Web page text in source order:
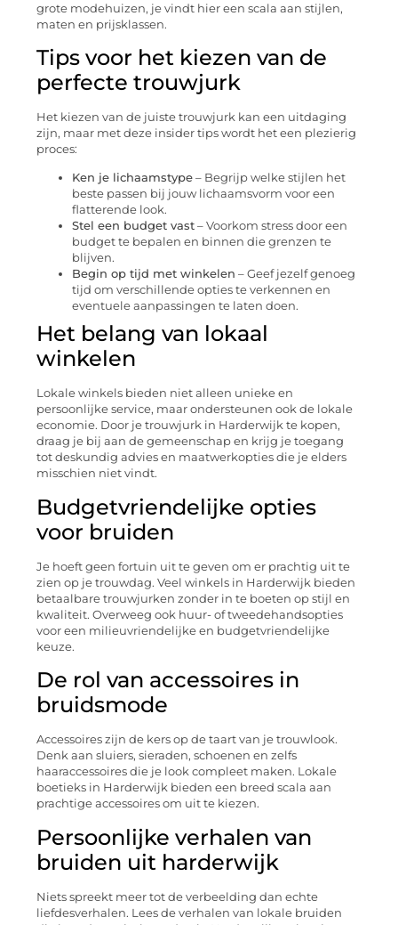
grote modehuizen, je vindt hier een scala aan stijlen,
maten en prijsklassen.
Tips voor het kiezen van de
perfecte trouwjurk
Het kiezen van de juiste trouwjurk kan een uitdaging
zijn, maar met deze insider tips wordt het een plezierig
proces:
Ken je lichaamstype – Begrijp welke stijlen het
beste passen bij jouw lichaamsvorm voor een
flatterende look.
Stel een budget vast – Voorkom stress door een
budget te bepalen en binnen die grenzen te
blijven.
Begin op tijd met winkelen – Geef jezelf genoeg
tijd om verschillende opties te verkennen en
eventuele aanpassingen te laten doen.
Het belang van lokaal
winkelen
Lokale winkels bieden niet alleen unieke en
persoonlijke service, maar ondersteunen ook de lokale
economie. Door je trouwjurk in Harderwijk te kopen,
draag je bij aan de gemeenschap en krijg je toegang
tot deskundig advies en maatwerkopties die je elders
misschien niet vindt.
Budgetvriendelijke opties
voor bruiden
Je hoeft geen fortuin uit te geven om er prachtig uit te
zien op je trouwdag. Veel winkels in Harderwijk bieden
betaalbare trouwjurken zonder in te boeten op stijl en
kwaliteit. Overweeg ook huur- of tweedehandsopties
voor een milieuvriendelijke en budgetvriendelijke
keuze.
De rol van accessoires in
bruidsmode
Accessoires zijn de kers op de taart van je trouwlook.
Denk aan sluiers, sieraden, schoenen en zelfs
haaraccessoires die je look compleet maken. Lokale
boetieks in Harderwijk bieden een breed scala aan
prachtige accessoires om uit te kiezen.
Persoonlijke verhalen van
bruiden uit harderwijk
Niets spreekt meer tot de verbeelding dan echte
liefdesverhalen. Lees de verhalen van lokale bruiden